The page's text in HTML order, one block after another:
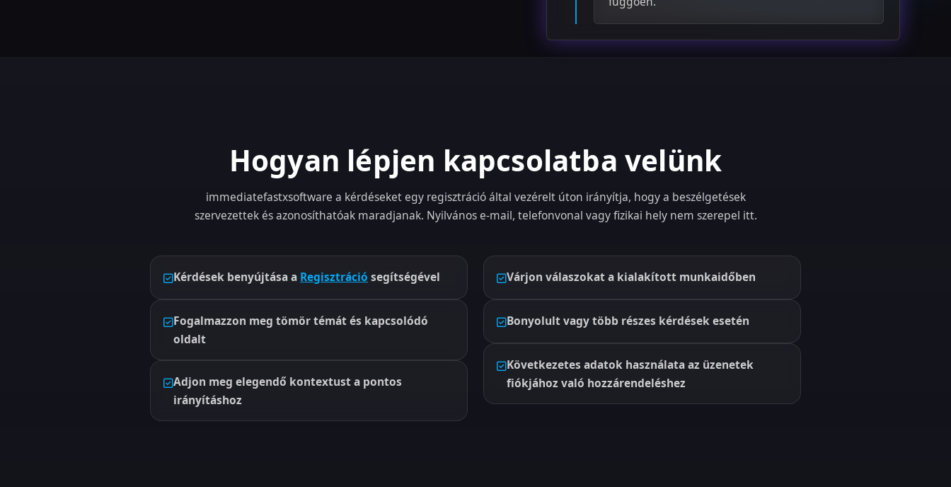
Hogyan lépjen kapcsolatba velünk
immediatefastxsoftware a kérdéseket egy regisztráció által vezérelt úton irányítja, hogy a beszélgetések
szervezettek és azonosíthatóak maradjanak. Nyilvános e-mail, telefonvonal vagy fizikai hely nem szerepel itt.
Kérdések benyújtása a Regisztráció segítségével
Fogalmazzon meg tömör témát és kapcsolódó
oldalt
Adjon meg elegendő kontextust a pontos
irányításhoz
Várjon válaszokat a kialakított munkaidőben
Bonyolult vagy több részes kérdések esetén
Következetes adatok használata az üzenetek
fiókjához való hozzárendeléshez